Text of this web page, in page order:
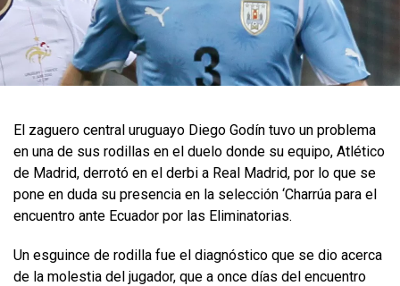
El zaguero central uruguayo Diego Godín tuvo un problema
en una de sus rodillas en el duelo donde su equipo, Atlético
de Madrid, derrotó en el derbi a Real Madrid, por lo que se
pone en duda su presencia en la selección ‘Charrúa para el
encuentro ante Ecuador por las Eliminatorias.
Un esguince de rodilla fue el diagnóstico que se dio acerca
de la molestia del jugador, que a once días del encuentro